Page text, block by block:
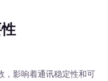
，影响着通讯稳定性和可